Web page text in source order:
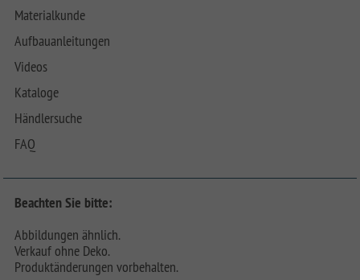
Materialkunde
Aufbauanleitungen
Videos
Kataloge
Händlersuche
FAQ
Beachten Sie bitte:
Abbildungen ähnlich.
Verkauf ohne Deko.
Produktänderungen vorbehalten.